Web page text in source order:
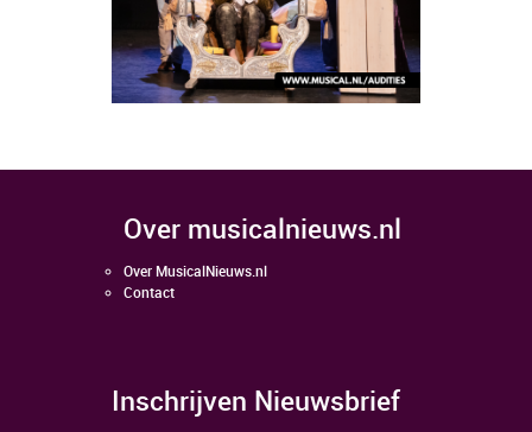
over musicalnieuws.nl
Over MusicalNieuws.nl
Contact
Inschrijven Nieuwsbrief